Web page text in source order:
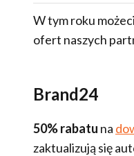
W tym roku
ofert naszych
Brand24
50% rabatu na
zaktualizują się